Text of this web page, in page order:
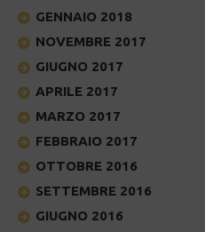
GENNAIO 2018
NOVEMBRE 2017
GIUGNO 2017
APRILE 2017
MARZO 2017
FEBBRAIO 2017
OTTOBRE 2016
SETTEMBRE 2016
GIUGNO 2016